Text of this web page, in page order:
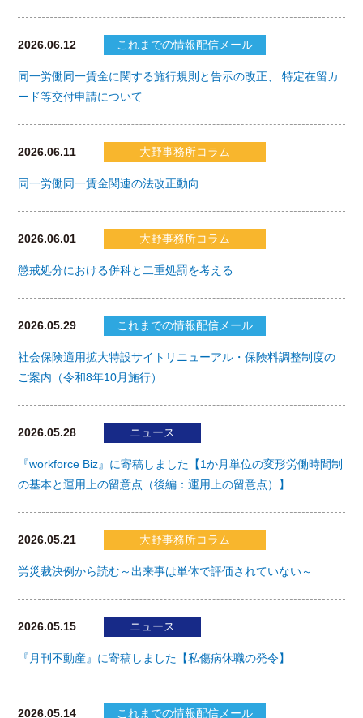
2026.06.12 これまでの情報配信メール
同一労働同一賃金に関する施行規則と告示の改正、 特定在留カ
ード等交付申請について
2026.06.11 大野事務所コラム
同一労働同一賃金関連の法改正動向
2026.06.01 大野事務所コラム
懲戒処分における併科と二重処罰を考える
2026.05.29 これまでの情報配信メール
社会保険適用拡大特設サイトリニューアル・保険料調整制度の
ご案内（令和8年10月施行）
2026.05.28 ニュース
『workforce Biz』に寄稿しました【1か月単位の変形労働時間制
の基本と運用上の留意点（後編：運用上の留意点）】
2026.05.21 大野事務所コラム
労災裁決例から読む～出来事は単体で評価されていない～
2026.05.15 ニュース
『月刊不動産』に寄稿しました【私傷病休職の発令】
2026.05.14 これまでの情報配信メール